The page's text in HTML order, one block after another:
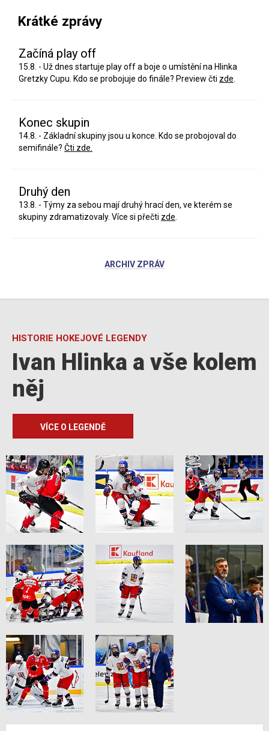
Krátké zprávy
Začíná play off
15.8. - Už dnes startuje play off a boje o umístění na Hlinka
Gretzky Cupu. Kdo se probojuje do finále? Preview čti zde
Konec skupin
14.8. - Základní skupiny jsou u konce. Kdo se probojoval do
semifinále? Čti zde.
Druhý den
13.8. - Týmy za sebou mají druhý hrací den, ve kterém se
skupiny zdramatizovaly. Více si přečti zde
ARCHIV ZPRÁV
HISTORIE HOKEJOVÉ LEGENDY
Ivan Hlinka a vše kolem
něj
VÍCE O LEGENDĚ